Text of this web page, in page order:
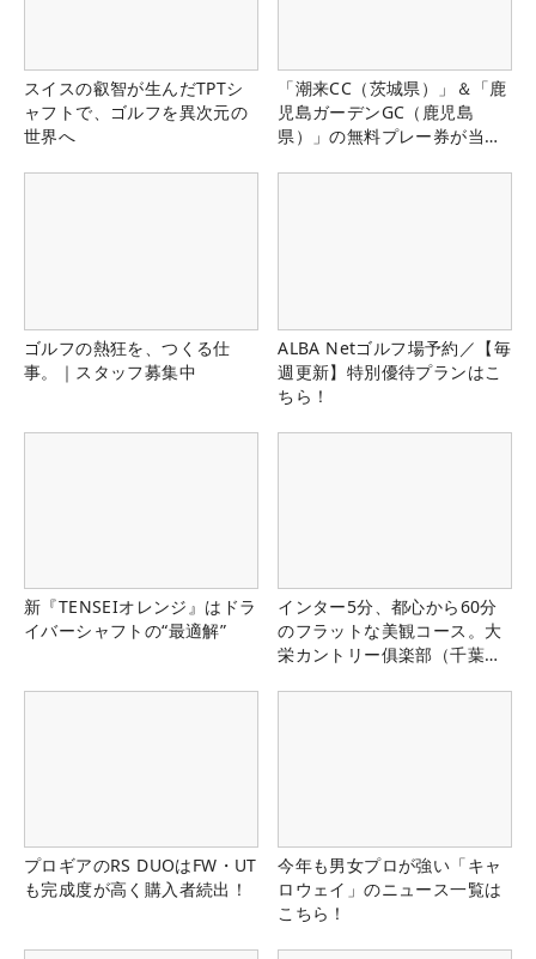
スイスの叡智が生んだTPTシ
ャフトで、ゴルフを異次元の
世界へ
「潮来CC（茨城県）」＆「鹿
児島ガーデンGC（鹿児島
県）」の無料プレー券が当た
ゴルフの熱狂を、つくる仕
事。｜スタッフ募集中
ALBA Netゴルフ場予約／【毎
週更新】特別優待プランはこ
ちら！
新『TENSEIオレンジ』はドラ
イバーシャフトの“最適解”
インター5分、都心から60分
のフラットな美観コース。大
栄カントリー俱楽部（千葉
プロギアのRS DUOはFW・UT
も完成度が高く購入者続出！
今年も男女プロが強い「キャ
ロウェイ」のニュース一覧は
こちら！